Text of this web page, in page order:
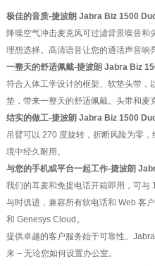
极佳的音质-捷波朗 Jabra Biz 1500
降噪空气冲击麦克风可过滤背景噪音和
理想选择。高清语音让您的通话声音响
一整天的舒适佩戴-捷波朗 Jabra Biz
符合人体工学设计的框架、软垫头带，
垫，带来一整天的舒适佩戴。头带和麦
结实的做工-捷波朗 Jabra Biz 1500
吊臂可以 270 度旋转，折断风险为零
境中经久耐用。
与您的手机或平台一起工作-捷波朗
我们的耳麦和免提电话开箱即用，可与
与时俱进，兼容所有软电话和 Web 客
和 Genesys Cloud。
提供卓越的客户服务始于可靠性。
来 – 无论您如何设置办公室。